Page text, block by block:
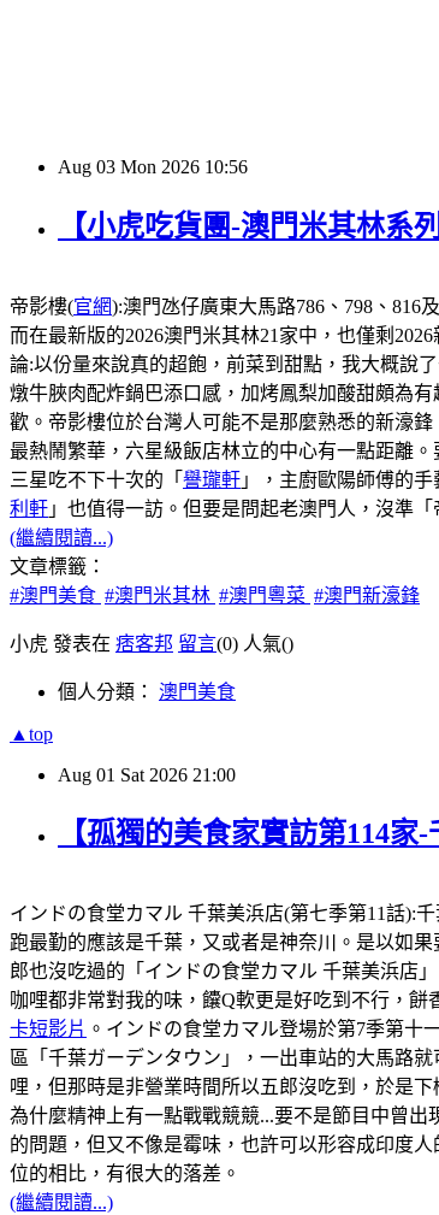
Aug 03 Mon 2026 10:56
【小虎吃貨團-澳門米其林系
帝影樓(官網):澳門氹仔廣東大馬路786、798、816
而在最新版的2026澳門米其林21家中，也僅剩
論:以份量來說真的超飽，前菜到甜點，我大概說
燉牛脥肉配炸鍋巴添口感，加烤鳳梨加酸甜頗為
歡。帝影樓位於台灣人可能不是那麼熟悉的新濠
最熱鬧繁華，六星級飯店林立的中心有一點距離
三星吃不下十次的「 譽瓏軒 」，主廚歐陽師傅的
利軒 」也值得一訪。但要是問起老澳門人，沒準
(繼續閱讀...)
文章標籤：
#澳門美食 #澳門米其林 #澳門粵菜 #澳門新濠鋒
小虎 發表在 痞客邦 留言(0) 人氣()
個人分類： 澳門美食
▲top
Aug 01 Sat 2026 21:00
【孤獨的美食家實訪第114
インドの食堂カマル 千葉美浜店(第七季第11話):
跑最勤的應該是千葉，又或者是神奈川。是以如
郎也沒吃過的「インドの食堂カマル 千葉美浜店
咖哩都非常對我的味，饢Q軟更是好吃到不行，
卡短影片 。インドの食堂カマル登場於第7季第
區「千葉ガーデンタウン」，一出車站的大馬路
哩，但那時是非營業時間所以五郎沒吃到，於是
為什麼精神上有一點戰戰競競...要不是節目中曾
的問題，但又不像是霉味，也許可以形容成印度
位的相比，有很大的落差。
(繼續閱讀...)